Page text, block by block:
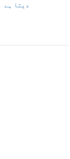
دیتا ہے